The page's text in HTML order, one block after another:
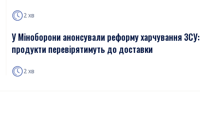
2 хв
У Міноборони анонсували реформу харчування ЗСУ:
продукти перевірятимуть до доставки
2 хв